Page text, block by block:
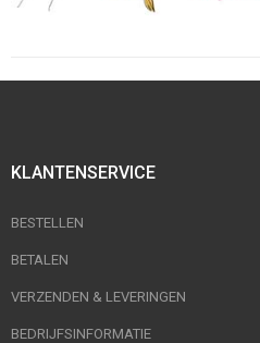
KLANTENSERVICE
BESTELLEN
BETALEN
VERZENDEN & LEVERINGEN
BEDRIJFSINFORMATIE